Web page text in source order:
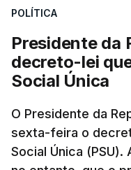
POLÍTICA
Presidente da
decreto-lei
Social Única
O Presidente da
sexta-feira o
Social Única (PSU).